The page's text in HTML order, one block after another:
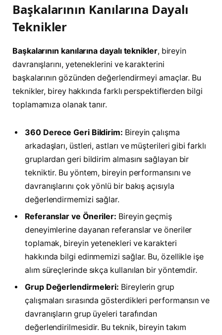
Başkalarının Kanılarına Dayalı
Teknikler
Başkalarının kanılarına dayalı teknikler, bireyin
davranışlarını, yeteneklerini ve karakterini
başkalarının gözünden değerlendirmeyi amaçlar. Bu
teknikler, birey hakkında farklı perspektiflerden bilgi
toplamamıza olanak tanır.
360 Derece Geri Bildirim: Bireyin çalışma
arkadaşları, üstleri, astları ve müşterileri gibi farklı
gruplardan geri bildirim almasını sağlayan bir
tekniktir. Bu yöntem, bireyin performansını ve
davranışlarını çok yönlü bir bakış açısıyla
değerlendirmemizi sağlar.
Referanslar ve Öneriler: Bireyin geçmiş
deneyimlerine dayanan referanslar ve öneriler
toplamak, bireyin yetenekleri ve karakteri
hakkında bilgi edinmemizi sağlar. Bu, özellikle işe
alım süreçlerinde sıkça kullanılan bir yöntemdir.
Grup Değerlendirmeleri: Bireylerin grup
çalışmaları sırasında gösterdikleri performansın ve
davranışların grup üyeleri tarafından
değerlendirilmesidir. Bu teknik, bireyin takım